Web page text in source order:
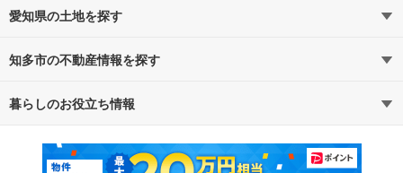
愛知県の土地を探す
路線・駅から探す
通勤・通学時間から探す
知多市の不動産情報を探す
不動産・住宅
新築マンション 中古マンション
暮らしのお役立ち情報
マンションカタログ 教えて！住まいの先生